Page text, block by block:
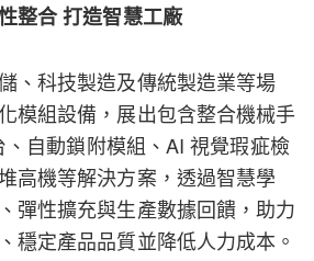
整合 打造智慧工廠
、科技製造及傳統製造業等場
模組設備，展出包含整合機械手
自動鎖附模組、AI 視覺瑕疵檢
高機等解決方案，透過智慧學
彈性擴充與生產數據回饋，助力
穩定產品品質並降低人力成本。